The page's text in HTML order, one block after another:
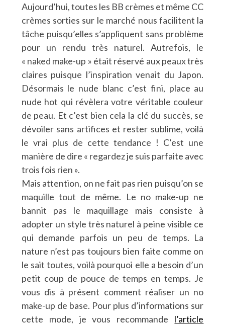
Aujourd’hui, toutes les BB crèmes et même CC
crèmes sorties sur le marché nous facilitent la
tâche puisqu’elles s’appliquent sans problème
pour un rendu très naturel. Autrefois, le
« naked make-up » était réservé aux peaux très
claires puisque l’inspiration venait du Japon.
Désormais le nude blanc c’est fini, place au
nude hot qui révèlera votre véritable couleur
de peau. Et c’est bien cela la clé du succès, se
dévoiler sans artifices et rester sublime, voilà
le vrai plus de cette tendance ! C’est une
manière de dire « regardez je suis parfaite avec
trois fois rien ».
Mais attention, on ne fait pas rien puisqu’on se
maquille tout de même. Le no make-up ne
bannit pas le maquillage mais consiste à
adopter un style très naturel à peine visible ce
qui demande parfois un peu de temps. La
nature n’est pas toujours bien faite comme on
le sait toutes, voilà pourquoi elle a besoin d’un
petit coup de pouce de temps en temps. Je
vous dis à présent comment réaliser un no
make-up de base. Pour plus d’informations sur
cette mode, je vous recommande l’article